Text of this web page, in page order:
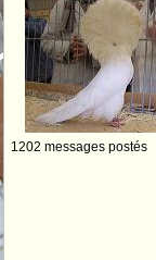
1202 messages postés